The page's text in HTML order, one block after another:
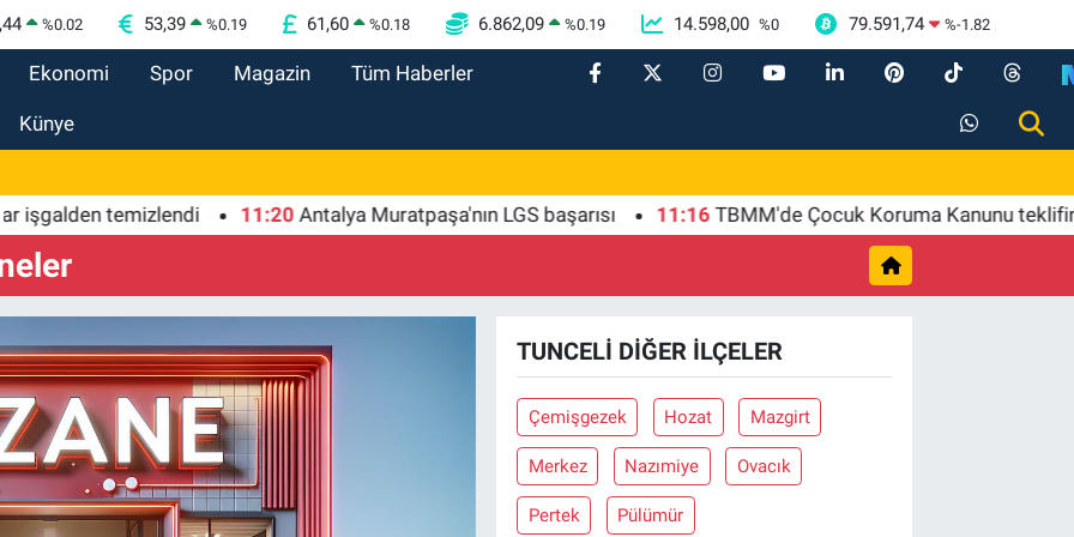
%0.02 53,39 %0.19 61,60 %0.18 6.862,09 %0.19 14.598,00 %0 79.591,74 %-1.82
Ekonomi Spor Magazin Tüm Haberler
Künye
temizlendi 11:20 Antalya Muratpaşa'nın LGS başarısı 11:16 TBMM'de Çocuk Koruma Kanunu teklifinin
TUNCELI DIĞER İLÇELER
Çemişgezek Hozat Mazgirt
Merkez Nazımiye Ovacık
Pertek Pülümür